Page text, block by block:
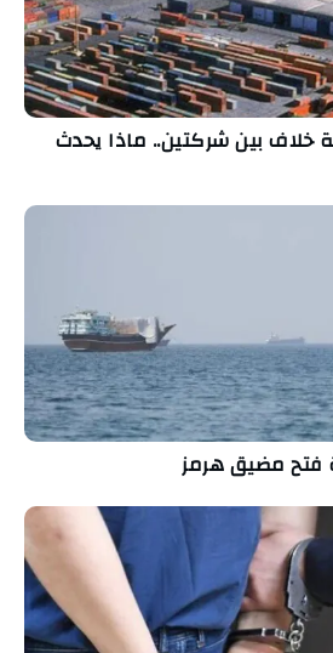
خلاف بين شركتين.. ماذا يحدث